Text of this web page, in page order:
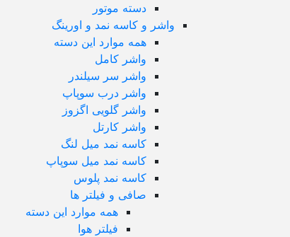
دسته موتور
واشر و کاسه نمد و اورینگ
همه موارد این دسته
واشر کامل
واشر سر سیلندر
واشر درب سوپاپ
واشر گلویی اگزوز
واشر کارتل
کاسه نمد میل لنگ
کاسه نمد میل سوپاپ
کاسه نمد پلوس
صافی و فیلتر ها
همه موارد این دسته
فیلتر هوا